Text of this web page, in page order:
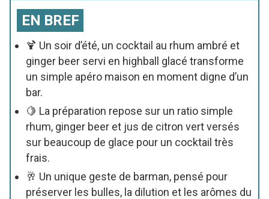
EN BREF
🍹 Un soir d’été, un cocktail au rhum ambré et
ginger beer servi en highball glacé transforme
un simple apéro maison en moment digne d’un
bar.
🍋 La préparation repose sur un ratio simple
rhum, ginger beer et jus de citron vert versés
sur beaucoup de glace pour un cocktail très
frais.
🥂 Un unique geste de barman, pensé pour
préserver les bulles, la dilution et les arômes du